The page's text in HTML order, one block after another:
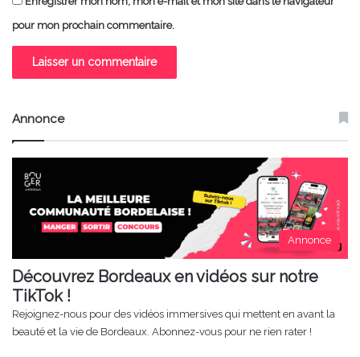
pour mon prochain commentaire.
Annonce
Annonce
Découvrez Bordeaux en vidéos sur notre
TikTok !
Rejoignez-nous pour des vidéos immersives qui mettent en avant la
beauté et la vie de Bordeaux. Abonnez-vous pour ne rien rater !